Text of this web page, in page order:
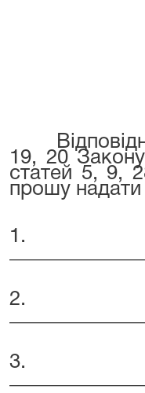
19, 20
статей 5, 9,
прошу надати
1.
2.
3.